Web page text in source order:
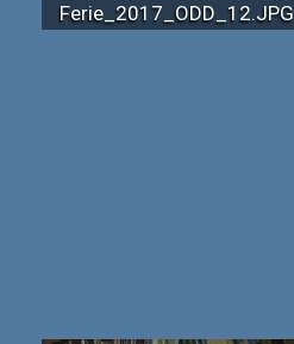
Ferie_2017_ODD_12.JPG